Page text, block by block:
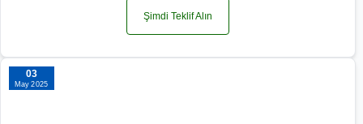
Şimdi Teklif Alın
03
May 2025